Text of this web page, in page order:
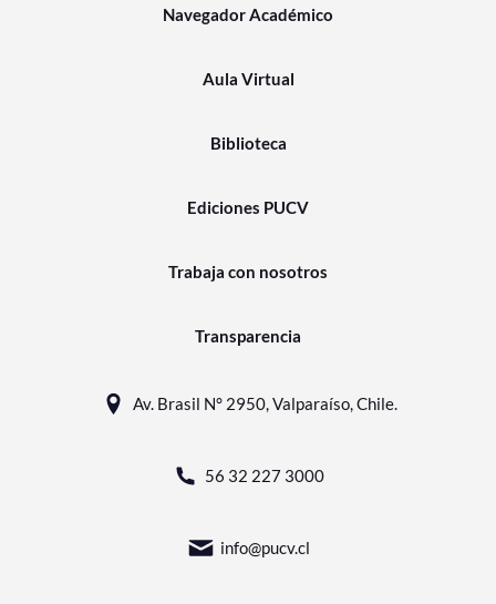
Navegador Académico
Aula Virtual
Biblioteca
Ediciones PUCV
Trabaja con nosotros
Transparencia
Av. Brasil N° 2950, Valparaíso, Chile.
56 32 227 3000
info@pucv.cl